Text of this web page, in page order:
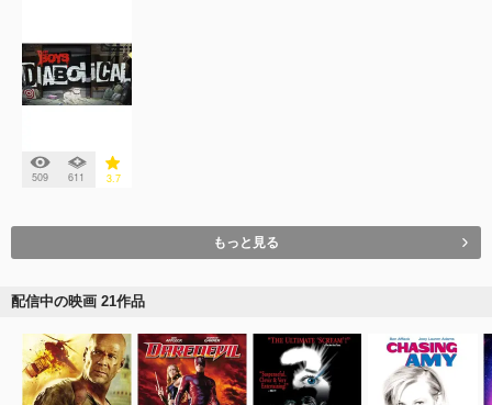
509 611 3.7
もっと見る
配信中の映画 21作品